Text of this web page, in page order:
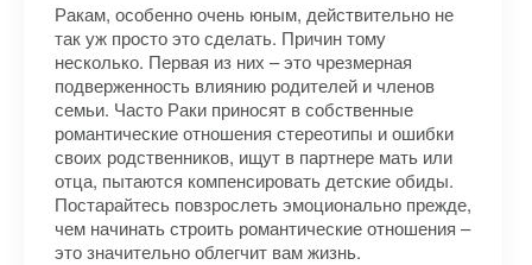
Ракам, особенно очень юным, действительно не
так уж просто это сделать. Причин тому
несколько. Первая из них – это чрезмерная
подверженность влиянию родителей и членов
семьи. Часто Раки приносят в собственные
романтические отношения стереотипы и ошибки
своих родственников, ищут в партнере мать или
отца, пытаются компенсировать детские обиды.
Постарайтесь повзрослеть эмоционально прежде,
чем начинать строить романтические отношения –
это значительно облегчит вам жизнь.